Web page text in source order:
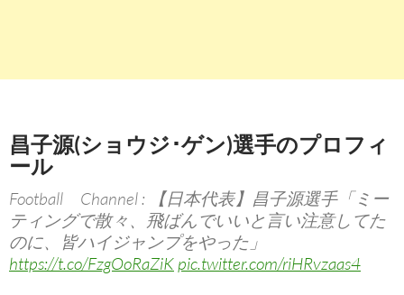
昌子源(ショウジ･ゲン)選手のプロフィ
ール
Football Channel : 【日本代表】昌子源選手「ミー
ティングで散々、飛ばんでいいと言い注意してた
のに、皆ハイジャンプをやった」
https://t.co/FzgOoRaZiK pic.twitter.com/riHRvzaas4